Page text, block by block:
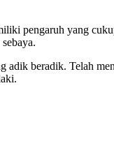
pengaruh yang
beradik. Telah